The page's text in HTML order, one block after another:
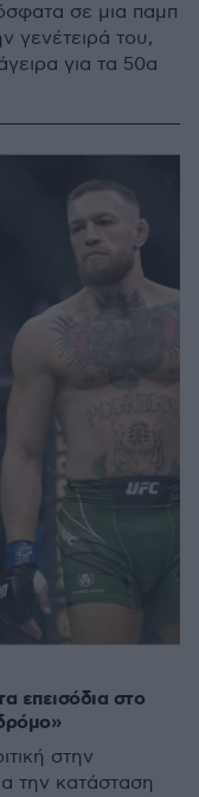
σε μια παμπ
γενέτειρά του,
για τα 50α
επεισόδια στο
στην
την κατάσταση